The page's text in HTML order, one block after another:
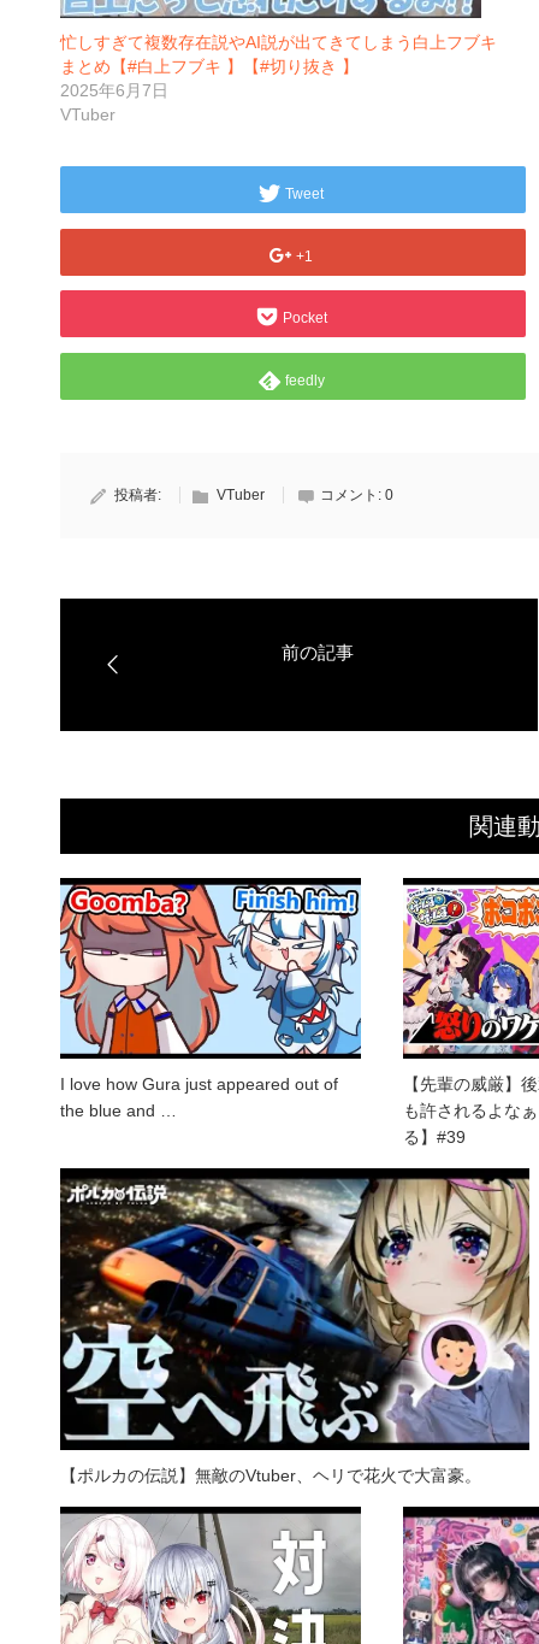
忙しすぎて複数存在説やAI説が出てきてしまう白上フブキ
まとめ【#白上フブキ 】【#切り抜き 】
2025年6月7日
VTuber
Tweet
+1
Pocket
feedly
投稿者: VTuber コメント: 0
関連
I love how Gura just appeared out of
the blue and …
【先輩の威厳】
も許されるよな
る】#39
【ポルカの伝説】無敵のVtuber、ヘリで花火で大富豪。